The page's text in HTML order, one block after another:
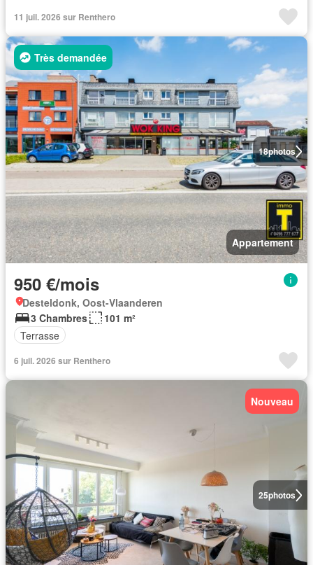
11 juil. 2026 sur Renthero
18photos
Très demandée
Appartement
950 €/mois
Desteldonk, Oost-Vlaanderen
3 Chambres
101 m²
Terrasse
6 juil. 2026 sur Renthero
25photos
Nouveau